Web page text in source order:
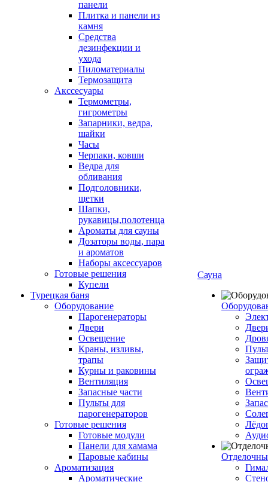
панели
Плитка и панели из
камня
Средства
дезинфекции и
ухода
Пиломатериалы
Термозащита
Аксcесуары
Термометры,
гигрометры
Запарники, ведра,
шайки
Часы
Черпаки, ковши
Ведра для
обливания
Подголовники,
щетки
Шапки,
рукавицы,полотенца
Ароматы для сауны
Дозаторы воды, пара
и ароматов
Наборы аксессуаров
Готовые решения
Купели
Турецкая баня
Оборудование
Парогенераторы
Двери
Освещение
Краны, изливы,
трапы
Курны и раковины
Вентиляция
Запасные части
Пульты для
парогенераторов
Готовые решения
Готовые модули
Панели для хамама
Паровые кабины
Ароматизация
Ароматические
Сауна